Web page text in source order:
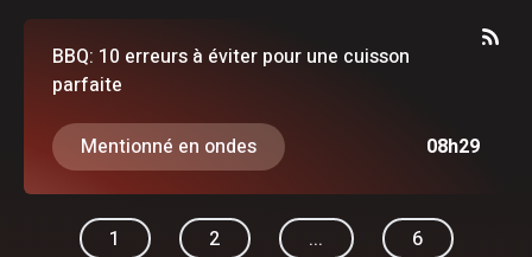
BBQ: 10 erreurs à éviter pour une cuisson
parfaite
Mentionné en ondes 08h29
1 2 ... 6